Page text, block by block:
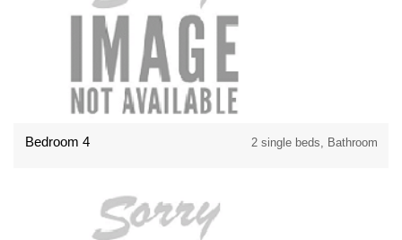
Bedroom 4 2 single beds, Bathroom